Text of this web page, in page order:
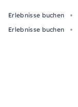
Erlebnisse buchen
Erlebnisse buchen